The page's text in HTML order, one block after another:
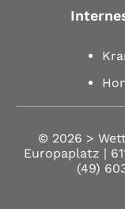
© 2026 >
Europaplatz |
(49)